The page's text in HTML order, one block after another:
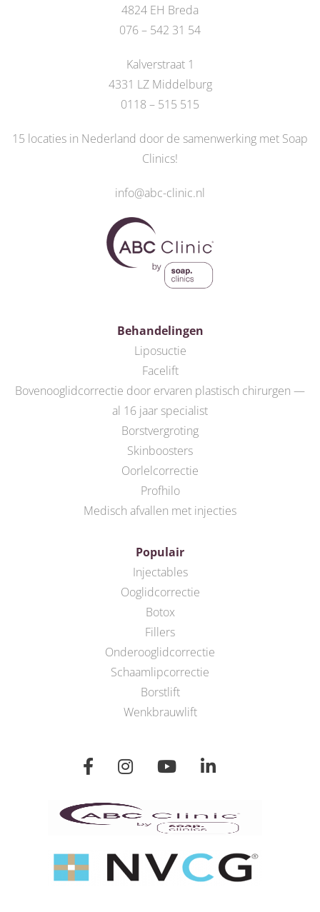
4824 EH Breda
076 – 542 31 54
Kalverstraat 1
4331 LZ Middelburg
0118 – 515 515
15 locaties in Nederland door de samenwerking met Soap
Clinics!
info@abc-clinic.nl
Behandelingen
Liposuctie
Facelift
Bovenooglidcorrectie door ervaren plastisch chirurgen —
al 16 jaar specialist
Borstvergroting
Skinboosters
Oorlelcorrectie
Profhilo
Medisch afvallen met injecties
Populair
Injectables
Ooglidcorrectie
Botox
Fillers
Onderooglidcorrectie
Schaamlipcorrectie
Borstlift
Wenkbrauwlift